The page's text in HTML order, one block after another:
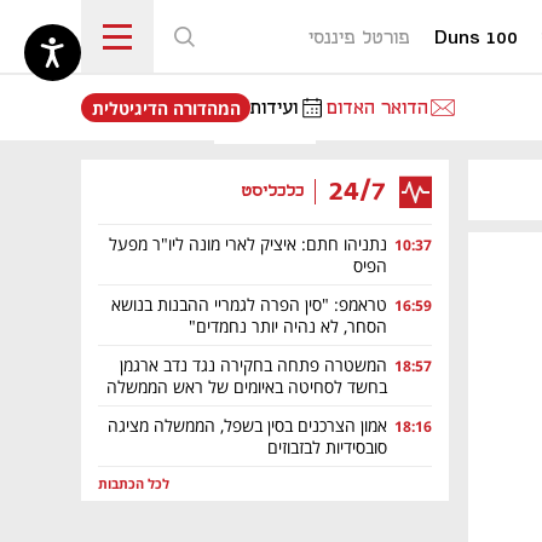
Duns 100 פורטל פיננסי
הדואר האדום ועידות
נפתח בכרטיסייה חדשה
המהדורה הדיגיטלית
24/7 כלכליסט
10:37 נתניהו חתם: איציק לארי מונה ליו"ר מפעל
הפיס
16:59 טראמפ: "סין הפרה לגמריי ההבנות בנושא
הסחר, לא נהיה יותר נחמדים"
18:57 המשטרה פתחה בחקירה נגד נדב ארגמן
בחשד לסחיטה באיומים של ראש הממשלה
18:16 אמון הצרכנים בסין בשפל, הממשלה מציגה
סובסידיות לבזבוזים
לכל הכתבות